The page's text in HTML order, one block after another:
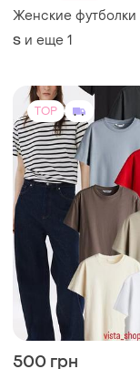
500 грн
H&M
Базова футболка h&m з
м'якого бавовняного
трикотажу